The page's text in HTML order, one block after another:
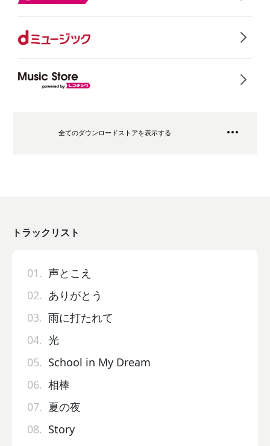
全てのダウンロードストアを表示する
トラックリスト
01. 声とこえ
02. ありがとう
03. 雨に打たれて
04. 光
05. School in My Dream
06. 相棒
07. 夏の夜
08. Story